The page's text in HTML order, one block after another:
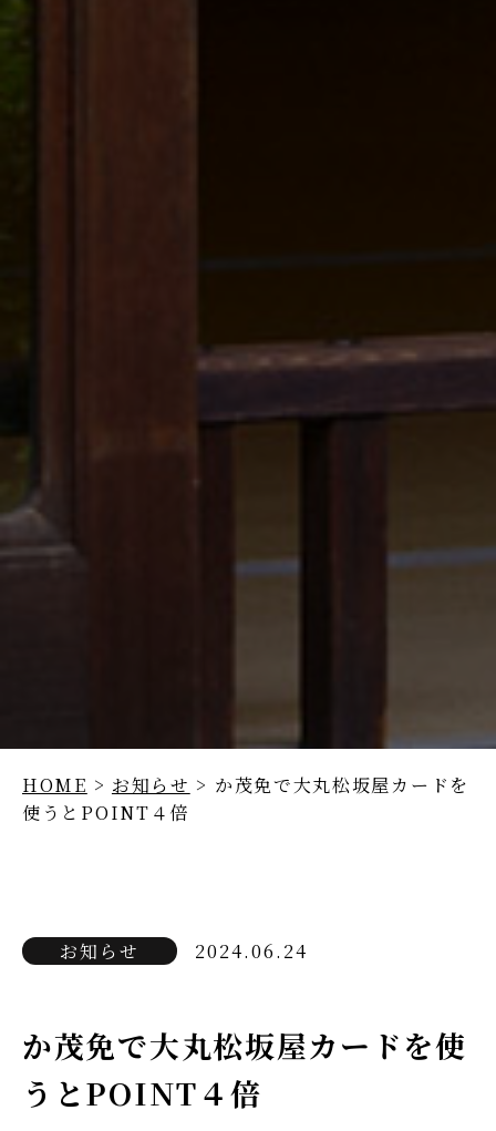
HOME > お知らせ > か茂免で大丸松坂屋カードを
使うとPOINT４倍
お知らせ 2024.06.24
か茂免で大丸松坂屋カードを使
うとPOINT４倍